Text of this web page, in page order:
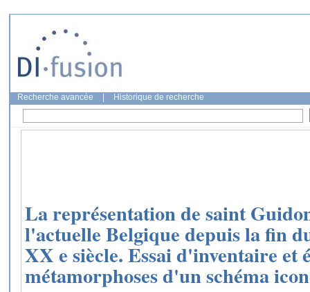
Recherche avancée Historique de recherche
La représentation de saint
l'actuelle Belgique depuis la fin
XX e siècle. Essai d'inventaire et
métamorphoses d'un schéma